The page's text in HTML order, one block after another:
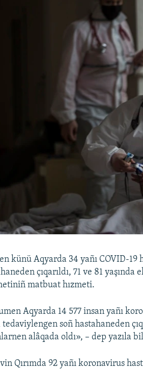
künü Aqyarda 34 yañı COVID-19
çıqarıldı, 71 ve 81
matbuat hızmeti.
Aqyarda 14 577 insan yañı
tedaviylengen soñ hastahaneden
alâqada oldı», – dep yazıla
Qırımda 92 yañı koronavirus